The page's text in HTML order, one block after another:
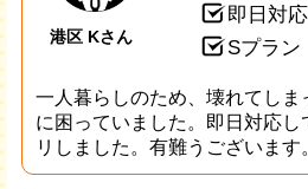
港区 Kさん
即日対応
Sプラン
一人暮らしのため、壊れてし
に困っていました。即日対応し
リしました。有難うございます